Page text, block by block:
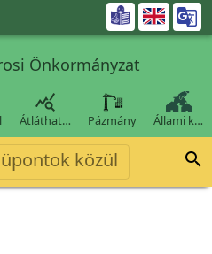

Önkormányzat

Átláthat… Pázmány Állami k…
közül 